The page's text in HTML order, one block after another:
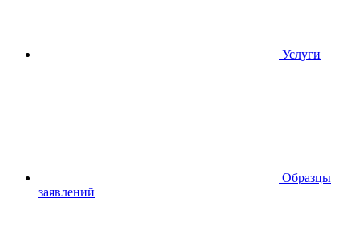
Услуги
Образцы
заявлений